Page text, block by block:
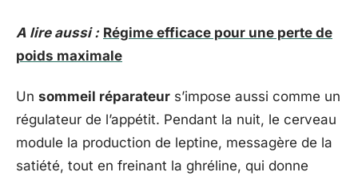
A lire aussi : Régime efficace pour une perte de
poids maximale
Un sommeil réparateur s’impose aussi comme un
régulateur de l’appétit. Pendant la nuit, le cerveau
module la production de leptine, messagère de la
satiété, tout en freinant la ghréline, qui donne